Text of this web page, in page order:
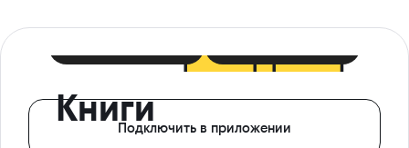
КнигиПодключить в приложении